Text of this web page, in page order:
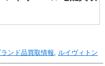
ランド品買取情報, ルイヴィトン